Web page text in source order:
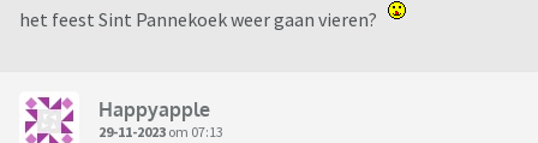
het feest Sint Pannekoek weer gaan vieren?
Happyapple
29-11-2023 om 07:13